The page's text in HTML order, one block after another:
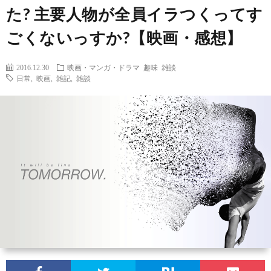
グ
刊
ン
ナ
ッ
プ
ボ
ン
グ
観
戦
マ
ン
ガ・
ド
ャ
ラ
リ
ー
ホ
ー
ム
た? 主要人物が全員イラつくってす
ごくないっすか?【映画・感想】
2016.12.30 映画・マンガ・ドラマ 趣味 雑談
日常
映画 雑記 雑談